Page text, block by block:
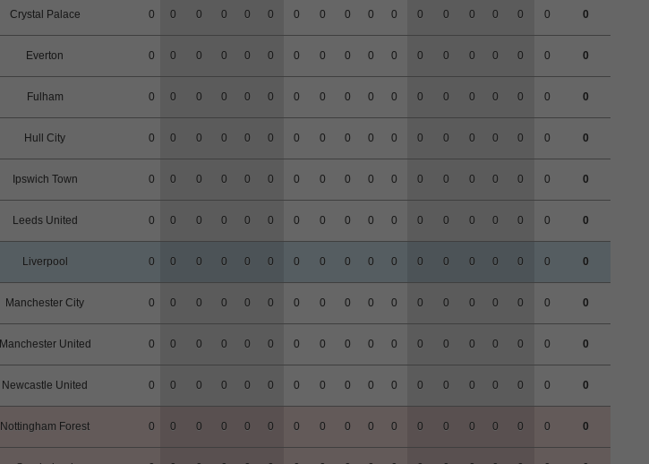
Crystal Palace 0 0 0 0 0 0 0 0 0 0 0 0 0 0 0 0 0 0
Everton 0 0 0 0 0 0 0 0 0 0 0 0 0 0 0 0 0 0
Fulham 0 0 0 0 0 0 0 0 0 0 0 0 0 0 0 0 0 0
Hull City 0 0 0 0 0 0 0 0 0 0 0 0 0 0 0 0 0 0
Ipswich Town 0 0 0 0 0 0 0 0 0 0 0 0 0 0 0 0 0 0
Leeds United 0 0 0 0 0 0 0 0 0 0 0 0 0 0 0 0 0 0
Liverpool 0 0 0 0 0 0 0 0 0 0 0 0 0 0 0 0 0 0
Manchester City 0 0 0 0 0 0 0 0 0 0 0 0 0 0 0 0 0 0
Manchester United 0 0 0 0 0 0 0 0 0 0 0 0 0 0 0 0 0 0
Newcastle United 0 0 0 0 0 0 0 0 0 0 0 0 0 0 0 0 0 0
Nottingham Forest 0 0 0 0 0 0 0 0 0 0 0 0 0 0 0 0 0 0